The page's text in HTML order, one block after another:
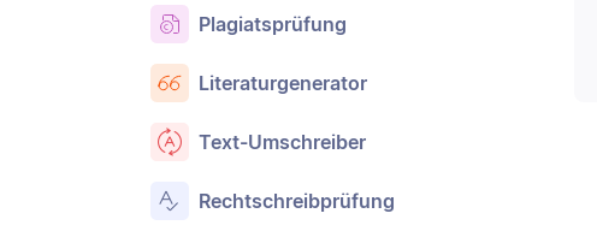
Plagiatsprüfung
Literaturgenerator
Text-Umschreiber
Rechtschreibprüfung